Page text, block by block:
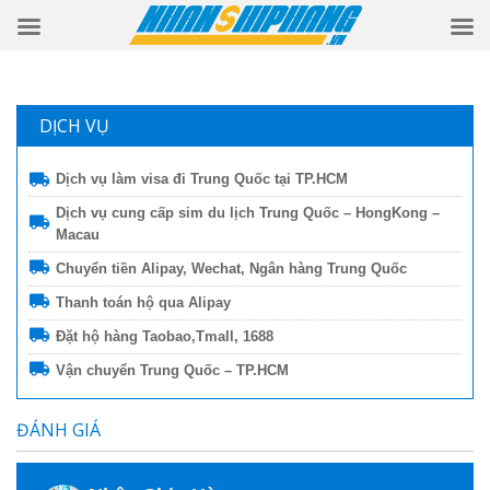
DỊCH VỤ
Dịch vụ làm visa đi Trung Quốc tại TP.HCM
Dịch vụ cung cấp sim du lịch Trung Quốc – HongKong –
Macau
Chuyển tiền Alipay, Wechat, Ngân hàng Trung Quốc
Thanh toán hộ qua Alipay
Đặt hộ hàng Taobao,Tmall, 1688
Vận chuyển Trung Quốc – TP.HCM
ĐÁNH GIÁ